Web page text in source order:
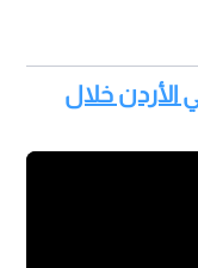
الأردن خلال